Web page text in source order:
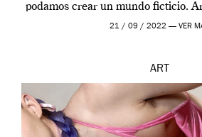
podamos crear un mundo ficticio.
que los humanos tienen un
21 / 09 / 2022 — VER
ART